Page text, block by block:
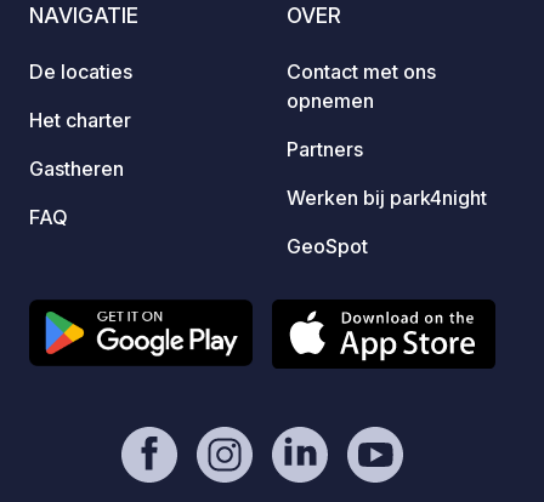
NAVIGATIE
De locaties
Het charter
Gastheren
FAQ
OVER
Contact met ons
opnemen
Partners
Werken bij park4night
GeoSpot